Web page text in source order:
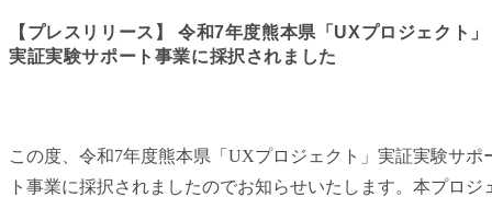
【プレスリリース】 令和7年度熊本県「UXプロジェクト」
実証実験サポート事業に採択されました
この度、令和7年度熊本県「UXプロジェクト」実証実験サポ
ト事業に採択されましたのでお知らせいたします。本プロジ